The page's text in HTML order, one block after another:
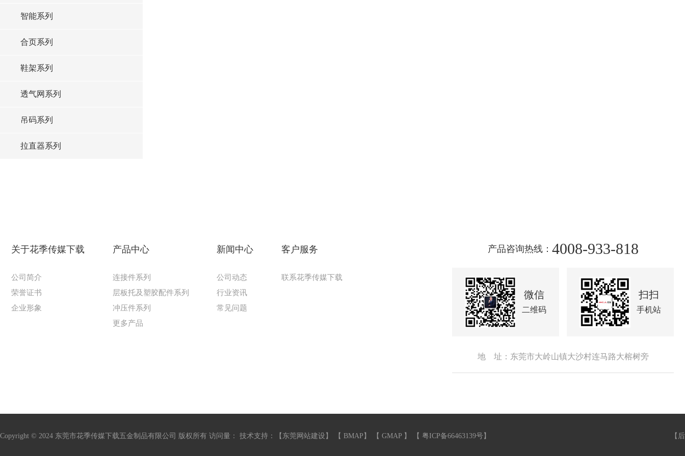
智能系列
合页系列
鞋架系列
透气网系列
吊码系列
拉直器系列
关于花季传媒下载
公司简介
荣誉证书
企业形象
产品中心
连接件系列
层板托及塑胶配件系列
冲压件系列
更多产品
新闻中心
公司动态
行业资讯
常见问题
客户服务
联系花季传媒下载
产品咨询热线： 4008-933-818
微信
二维码
扫扫
手机站
地 址：东莞市大岭山镇大沙村连马路大榕树旁
Copyright © 2024 东莞市花季传媒下载五金制品有限公司 版权所有 访问量： 技术支持：【 东莞网站建设 】 【 BMAP 】 【 GMAP 】 【 粤ICP备66463139号 】 【